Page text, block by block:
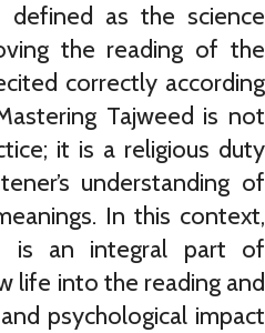
defined as the science
the reading of the
correctly according
Tajweed is not
it is a religious duty
understanding of
In this context,
is an integral part of
life into the reading and
psychological impact